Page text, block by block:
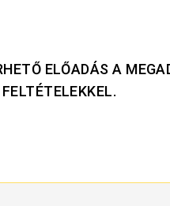
ELŐADÁS A
FELTÉTELEKKEL.